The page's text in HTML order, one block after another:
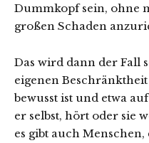
Dummkopf sein, ohne
großen Schaden
Das wird dann der Fall
eigenen
bewusst ist und etwa
er selbst, hört oder sie
es gibt auch